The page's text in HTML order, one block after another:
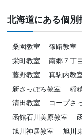
北海道にある個別
桑園教室 篠路教室
栄町教室
南郷７丁
藤野教室
真駒内教
新さっぽろ教室
稲
清田教室
コープさ
函館石川美原教室
旭川神居教室
旭川